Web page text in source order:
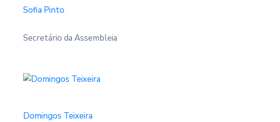
Sofia Pinto
Secretário da Assembleia
Domingos Teixeira